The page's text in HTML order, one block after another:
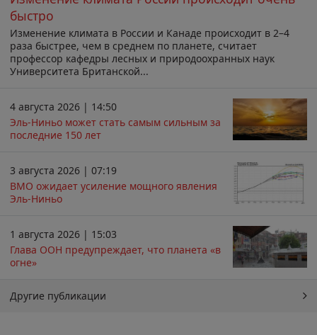
быстро
Изменение климата в России и Канаде происходит в 2–4
раза быстрее, чем в среднем по планете, считает
профессор кафедры лесных и природоохранных наук
Университета Британской...
4 августа 2026 | 14:50
Эль-Ниньо может стать самым сильным за
последние 150 лет
3 августа 2026 | 07:19
ВМО ожидает усиление мощного явления
Эль-Ниньо
1 августа 2026 | 15:03
Глава ООН предупреждает, что планета «в
огне»
Другие публикации